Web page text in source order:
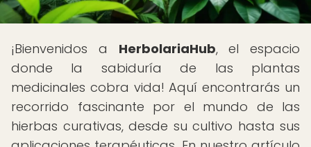
¡Bienvenidos a HerbolariaHub, el espacio
donde la sabiduría de las plantas
medicinales cobra vida! Aquí encontrarás un
recorrido fascinante por el mundo de las
hierbas curativas, desde su cultivo hasta sus